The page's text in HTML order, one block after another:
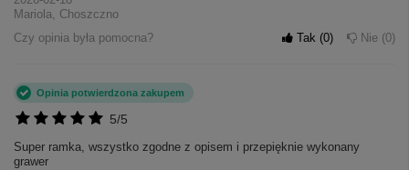
Mariola, Choszczno
Czy opinia była pomocna?
Tak 0 Nie 0
5/5
Opinia potwierdzona zakupem
Super ramka, wszystko zgodne z opisem i przepięknie wykonany
grawer